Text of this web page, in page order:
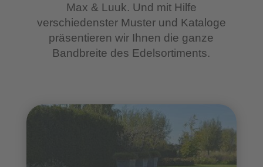
Max & Luuk. Und mit Hilfe
verschiedenster Muster und Kataloge
präsentieren wir Ihnen die ganze
Bandbreite des Edelsortiments.